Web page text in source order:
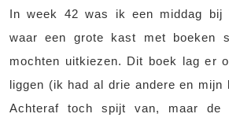
In week 42 was ik een middag bij
waar een grote kast met boeken
mochten uitkiezen. Dit boek lag er
liggen (ik had al drie andere en mijn
Achteraf toch spijt van, maar de